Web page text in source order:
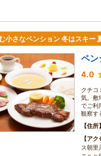
小さなペンション 冬はスキー
ペン
4.0
クチコ
気。敷
でご利
観察す
住所
アク
ス朝里